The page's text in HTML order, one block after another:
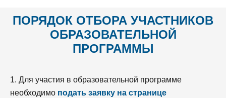
ПОРЯДОК ОТБОРА УЧАСТНИКОВ
ОБРАЗОВАТЕЛЬНОЙ
ПРОГРАММЫ
1. Для участия в образовательной программе
необходимо подать заявку на странице